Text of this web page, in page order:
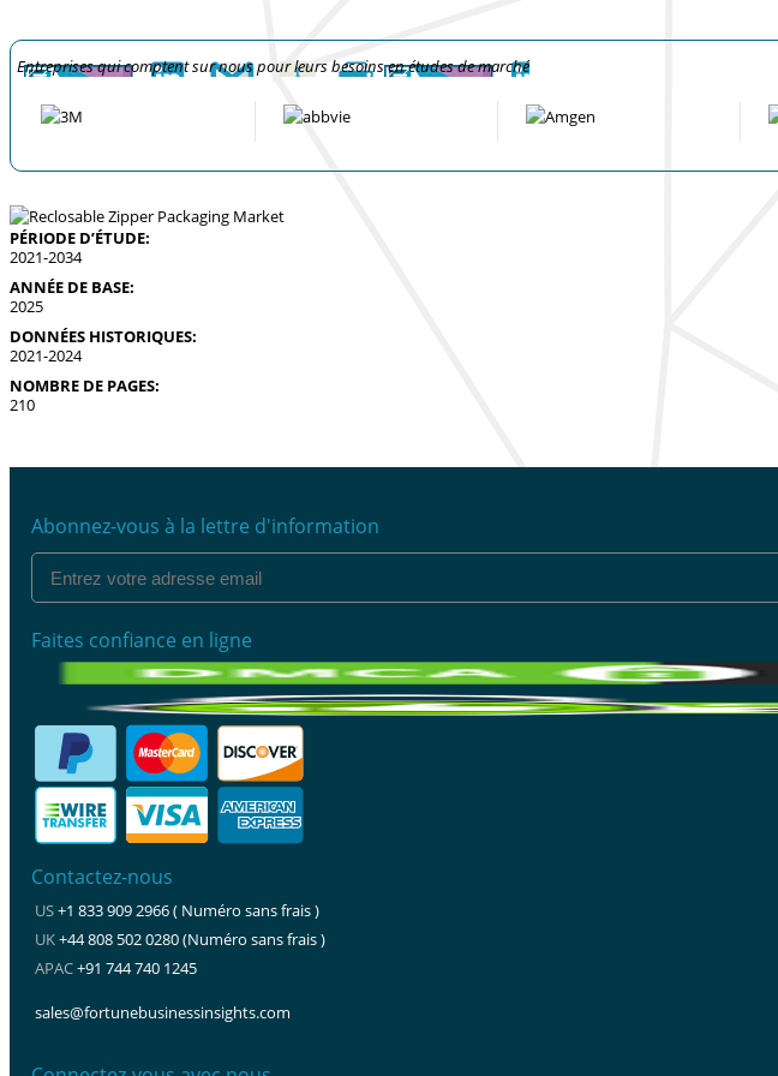
Entreprises qui comptent sur nous pour leurs besoins en études de marché
PÉRIODE D’ÉTUDE:
2021-2034
ANNÉE DE BASE:
2025
DONNÉES HISTORIQUES:
2021-2024
NOMBRE DE PAGES:
210
Abonnez-vous à la lettre d'information
Faites confiance en ligne
Contactez-nous
US+1 833 909 2966 ( Numéro sans frais )
UK+44 808 502 0280 (Numéro sans frais )
APAC+91 744 740 1245
sales@fortunebusinessinsights.com